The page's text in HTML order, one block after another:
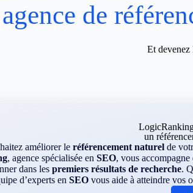
de
Et devenez
un
améliorer le référencement naturel de
, agence spécialisée en SEO, vous
dans les premiers résultats de recherche.
d’experts en SEO vous aide à atteindre vos